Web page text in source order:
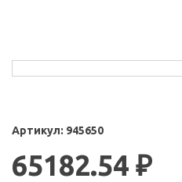
Артикул: 945650
65182.54 ₽